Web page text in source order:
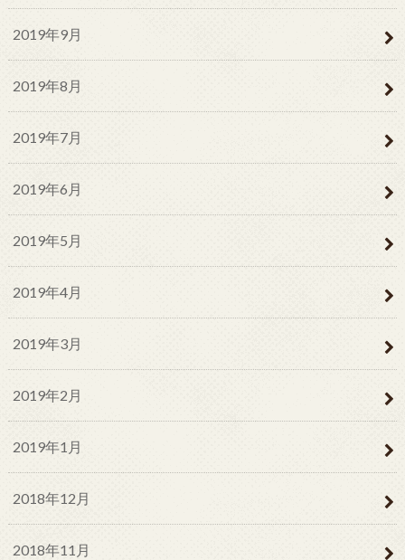
2019年9月
2019年8月
2019年7月
2019年6月
2019年5月
2019年4月
2019年3月
2019年2月
2019年1月
2018年12月
2018年11月